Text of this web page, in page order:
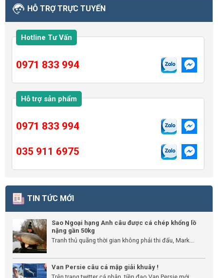
HỖ TRỢ TRỰC TUYẾN
Hotline Tư Vấn
0971 833 994
Hỗ trợ sản phẩm
0971 833 994
035 911 6975
TIN TỨC MỚI
Sao Ngoại hạng Anh câu được cá chép khổng lồ
nặng gần 50kg
Tranh thủ quãng thời gian không phải thi đấu, Mark...
Van Persie câu cá mập giải khuây !